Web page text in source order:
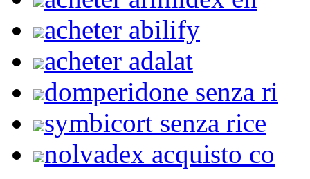
acheter abilify
acheter adalat
domperidone senza ri
symbicort senza rice
nolvadex acquisto co